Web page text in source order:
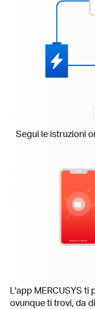
Segui le istruzioni
L'app MERCUSYS
ovunque ti trovi, da